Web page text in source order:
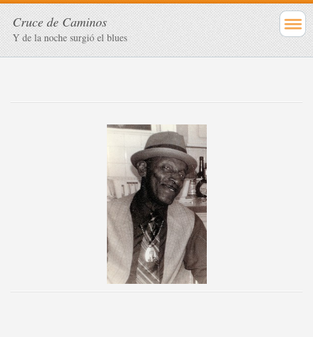
Cruce de Caminos
Y de la noche surgió el blues